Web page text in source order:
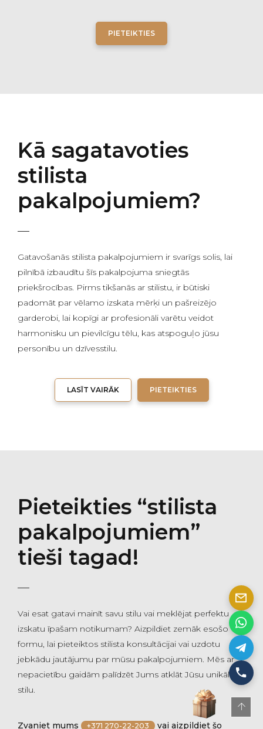
PIETEIKTIES
Kā sagatavoties
stilista
pakalpojumiem?
Gatavošanās stilista pakalpojumiem ir svarīgs solis, lai
pilnībā izbaudītu šīs pakalpojuma sniegtās
priekšrocības. Pirms tikšanās ar stilistu, ir būtiski
padomāt par vēlamo izskata mērķi un pašreizējo
garderobi, lai kopīgi ar profesionāli varētu veidot
harmonisku un pievilcīgu tēlu, kas atspoguļo jūsu
personību un dzīvesstilu.
LASĪT VAIRĀK PIETEIKTIES
Pieteikties “stilista
pakalpojumiem”
tieši tagad!
Vai esat gatavi mainīt savu stilu vai meklējat perfektu
izskatu īpašam notikumam? Aizpildiet zemāk esošo
formu, lai pieteiktos stilista konsultācijai vai uzdotu
jebkādu jautājumu par mūsu pakalpojumiem. Mēs ar
nepacietību gaidām palīdzēt Jums atklāt Jūsu unikālo
stilu.
Zvaniet mums +371 270-22-203 vai aizpildiet šo